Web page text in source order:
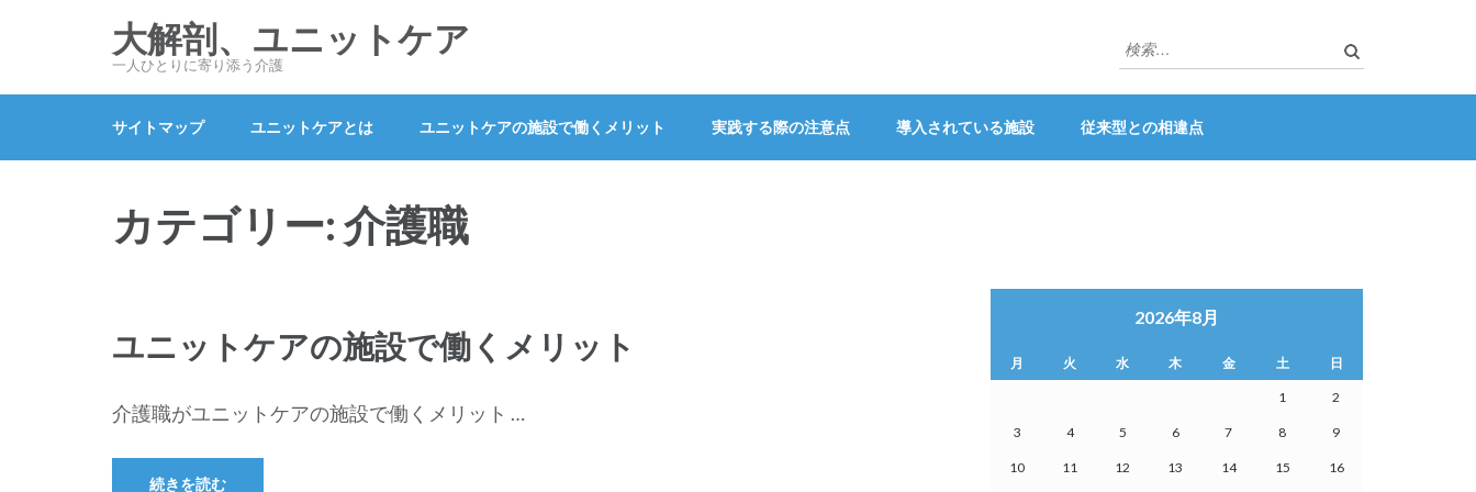
ン
へ
大解剖、ユニットケア
一人ひとりに寄り添う介護
検
索:
サイトマップ ユニットケアとは ユニットケアの施設で働くメリット 実践する際の注意点 導入されている施設 従来型との相違点
カテゴリー:介護職
ユニットケアの施設で働くメリット
介護職がユニットケアの施設で働くメリット …
続きを読む
2026年8月
月 火 水 木 金 土 日
1 2
3 4 5 6 7 8 9
10 11 12 13 14 15 16